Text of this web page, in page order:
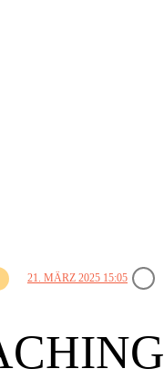
21. MÄRZ 2025 15:05